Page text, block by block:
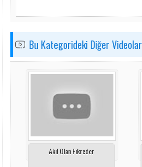
Bu Kategorideki Diğer Videolar
Akil Olan Fikreder